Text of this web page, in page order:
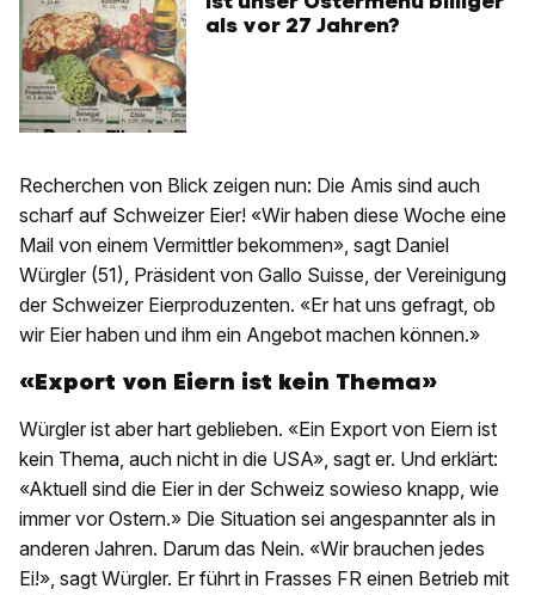
als vor 27 Jahren?
Recherchen von Blick zeigen nun: Die Amis sind auch
scharf auf Schweizer Eier! «Wir haben diese Woche eine
Mail von einem Vermittler bekommen», sagt Daniel
Würgler (51), Präsident von Gallo Suisse, der Vereinigung
der Schweizer Eierproduzenten. «Er hat uns gefragt, ob
wir Eier haben und ihm ein Angebot machen können.»
«Export von Eiern ist kein Thema»
Würgler ist aber hart geblieben. «Ein Export von Eiern ist
kein Thema, auch nicht in die USA», sagt er. Und erklärt:
«Aktuell sind die Eier in der Schweiz sowieso knapp, wie
immer vor Ostern.» Die Situation sei angespannter als in
anderen Jahren. Darum das Nein. «Wir brauchen jedes
Ei!», sagt Würgler. Er führt in Frasses FR einen Betrieb mit